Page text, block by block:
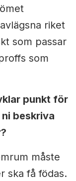
riket
som passar
som
punkt för
beskriva
måste
ska få födas.